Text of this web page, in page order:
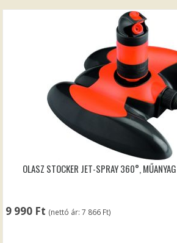
OLASZ STOCKER JET-SPRAY 360°, MŰANYAG
9 990 Ft (nettó ár:7 866 Ft)